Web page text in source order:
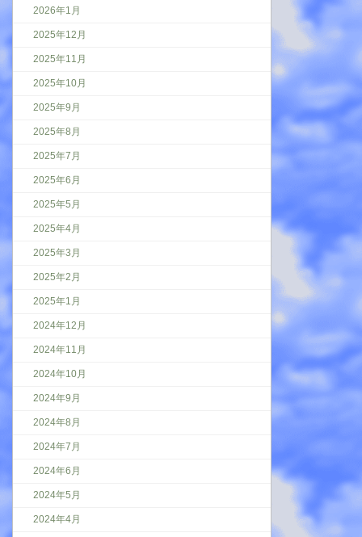
2026年1月
2025年12月
2025年11月
2025年10月
2025年9月
2025年8月
2025年7月
2025年6月
2025年5月
2025年4月
2025年3月
2025年2月
2025年1月
2024年12月
2024年11月
2024年10月
2024年9月
2024年8月
2024年7月
2024年6月
2024年5月
2024年4月